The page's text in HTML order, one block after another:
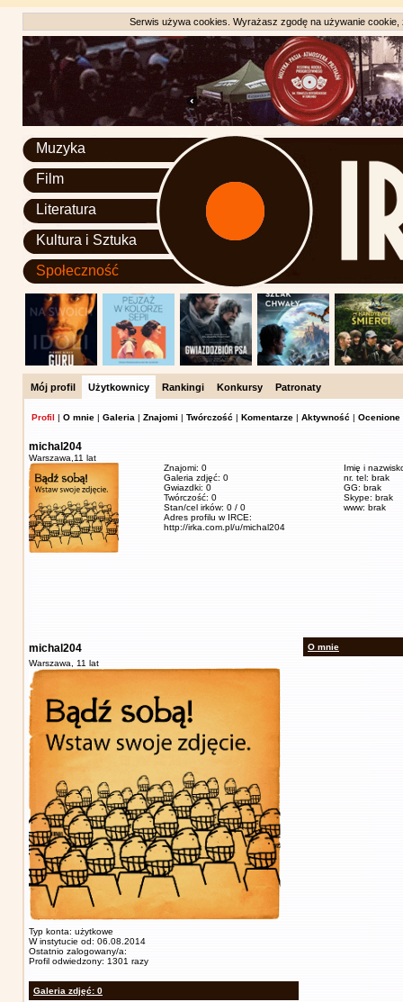
Serwis używa cookies. Wyrażasz zgodę na używanie
Muzyka
Film
Literatura
Kultura i Sztuka
Społeczność
Mój profil Użytkownicy Rankingi Konkursy Patronaty
Profil | O mnie | Galeria | Znajomi | Twórczość | Komentarze | Aktywność | Ocenione
michal204
Warszawa, 11 lat
Znajomi: 0
Galeria zdjęć: 0
Gwiazdki: 0
Twórczość: 0
Stan/cel irków: 0 / 0
Adres profilu w IRCE:
http://irka.com.pl/u/michal204
Imię i
nr. tel: brak
GG: brak
Skype: brak
www: brak
michal204
Warszawa, 11 lat
Typ konta: użytkowe
W instytucie od: 06.08.2014
Ostatnio zalogowany/a:
Profil odwiedzony: 1301 razy
Galeria zdjęć: 0
O mnie